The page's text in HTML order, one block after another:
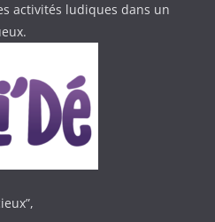
activités ludiques dans un